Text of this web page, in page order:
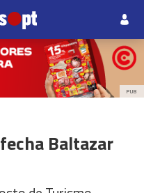
PUB
Baltazar